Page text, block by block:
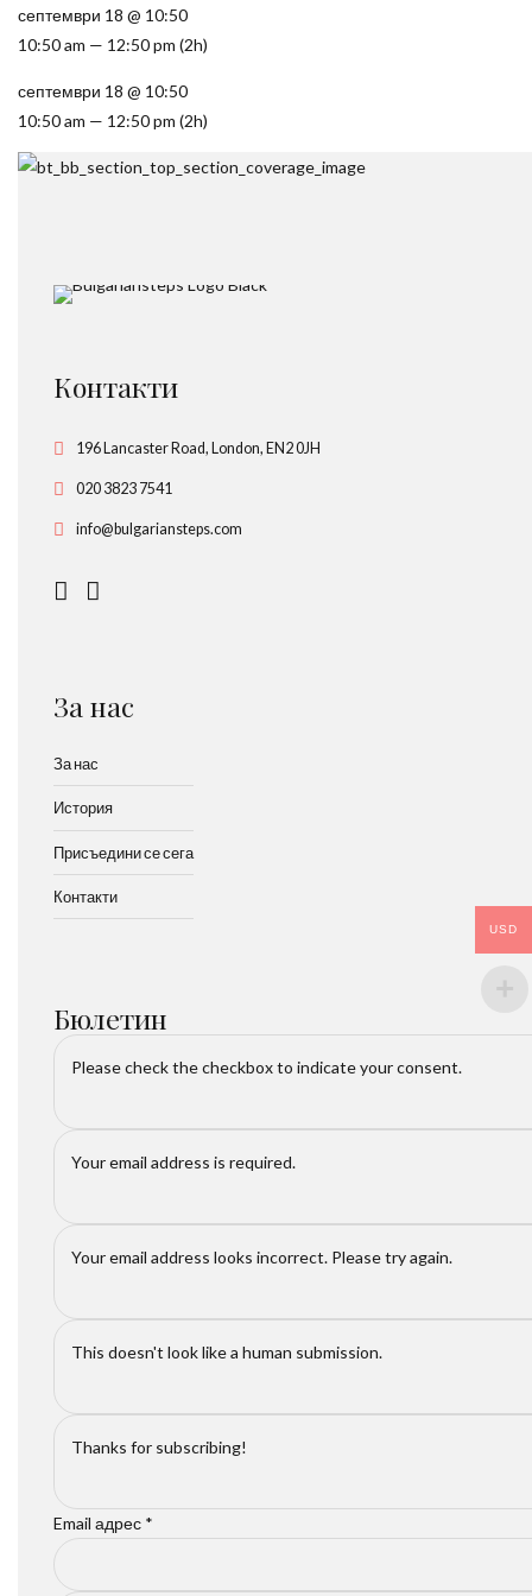
септември 18 @ 10:50
10:50 am — 12:50 pm (2h)
Контакти
196 Lancaster Road, London, EN2 0JH
020 3823 7541
info@bulgariansteps.com
За нас
За нас
История
Присъедини се сега
Контакти
Бюлетин
Email адрес *
септември 18 @ 10:50
10:50 am — 12:50 pm (2h)
USD